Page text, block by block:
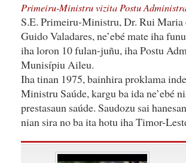
Primeiru-Ministru vizita Postu
S.E. Primeiru-Ministru, Dr. Rui Maria
Guido Valadares, ne’ebé mate iha
iha loron 10 fulan-juñu, iha Postu
Munisípiu Aileu.
Iha tinan 1975, bainhira proklama
Ministru Saúde, kargu ba ida ne’ebé
prestasaun saúde. Saudozu sai
nian sira no ba ita hotu iha Timor-